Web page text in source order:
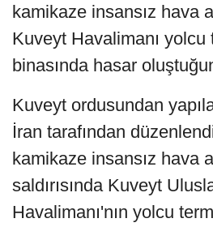
kamikaze insansız hava
Kuveyt Havalimanı yolcu
binasında hasar
Kuveyt ordusundan
İran tarafından
kamikaze insansız hava
saldırısında Kuveyt
Havalimanı'nın yolcu